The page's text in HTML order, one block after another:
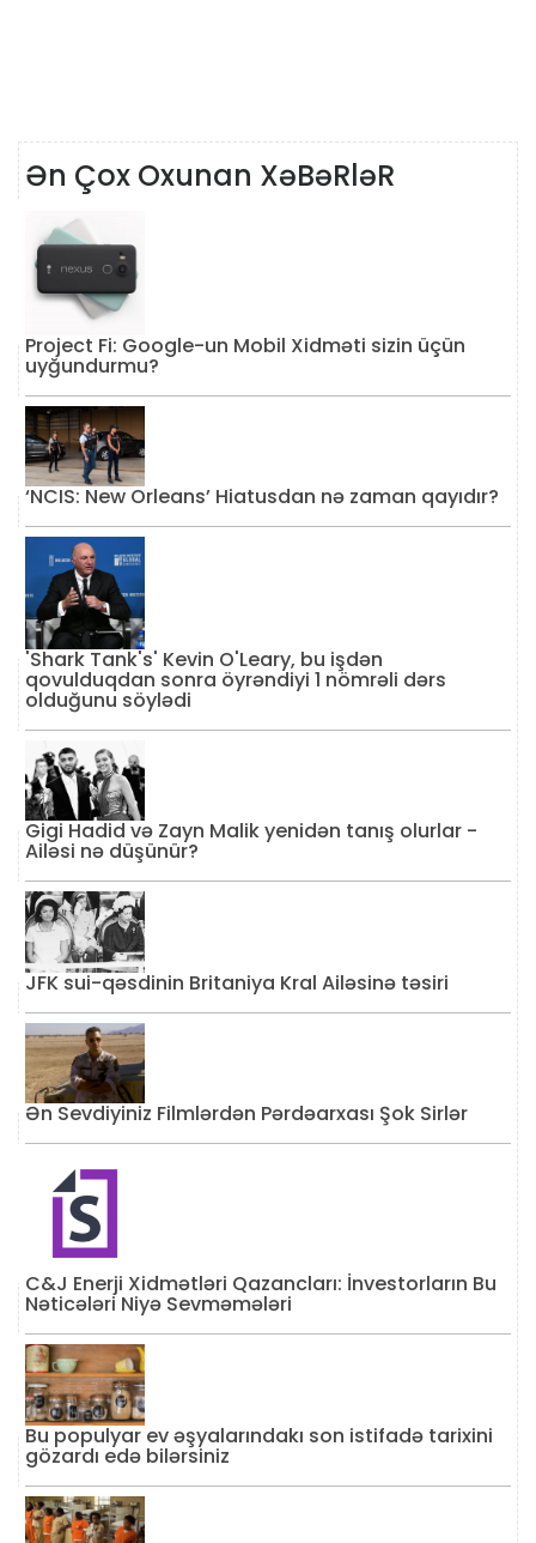
Ən Çox Oxunan XəBəRləR
Project Fi: Google-un Mobil Xidməti sizin üçün
uyğundurmu?
‘NCIS: New Orleans’ Hiatusdan nə zaman qayıdır?
'Shark Tank's' Kevin O'Leary, bu işdən
qovulduqdan sonra öyrəndiyi 1 nömrəli dərs
olduğunu söylədi
Gigi Hadid və Zayn Malik yenidən tanış olurlar -
Ailəsi nə düşünür?
JFK sui-qəsdinin Britaniya Kral Ailəsinə təsiri
Ən Sevdiyiniz Filmlərdən Pərdəarxası Şok Sirlər
C&J Enerji Xidmətləri Qazancları: İnvestorların Bu
Nəticələri Niyə Sevməmələri
Bu populyar ev əşyalarındakı son istifadə tarixini
gözardı edə bilərsiniz